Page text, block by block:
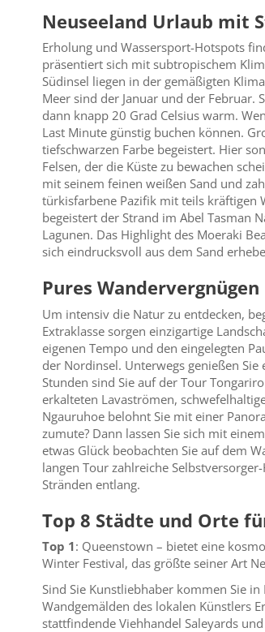
Neuseeland Urlaub mit
Erholung und Wassersport-Hotspots
präsentiert sich mit subtropischem
Südinsel liegen in der gemäßigten
Meer sind der Januar und der Februar.
dann knapp 20 Grad Celsius warm.
Last Minute günstig buchen können.
tiefschwarzen Farbe begeistert. Hier
Felsen, der die Küste zu bewachen
mit seinem feinen weißen Sand und
türkisfarbene Pazifik mit teils kräftigen
begeistert der Strand im Abel Tasman
Lagunen. Das Highlight des Moeraki
sich eindrucksvoll aus dem Sand
Pures
Um intensiv die Natur zu entdecken,
Extraklasse sorgen einzigartige
eigenen Tempo und den eingelegten
der Nordinsel. Unterwegs genießen
Stunden sind Sie auf der Tour
erkalteten Lavaströmen,
Ngauruhoe belohnt Sie mit einer
zumute? Dann lassen Sie sich mit
etwas Glück beobachten Sie auf dem
langen Tour zahlreiche
Stränden entlang.
Top 8 Städte und Orte
Top 1: Queenstown – bietet eine
Winter Festival, das größte seiner Art
Sind Sie Kunstliebhaber kommen Sie in
Wandgemälden des lokalen Künstlers
stattfindende Viehhandel Saleyards